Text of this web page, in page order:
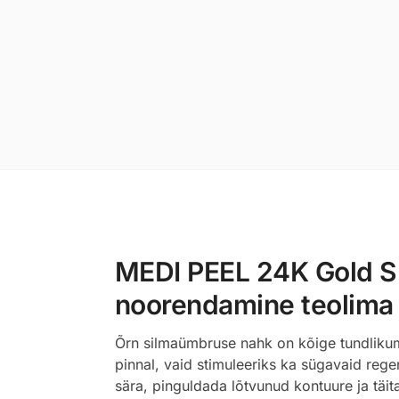
MEDI PEEL 24K Gold
noorendamine
Õrn silmaümbruse nahk on kõige
pinnal, vaid stimuleeriks ka sügavaid
sära, pinguldada lõtvunud kontuure ja